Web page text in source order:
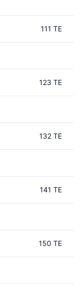
111 TE
123 TE
132 TE
141 TE
150 TE